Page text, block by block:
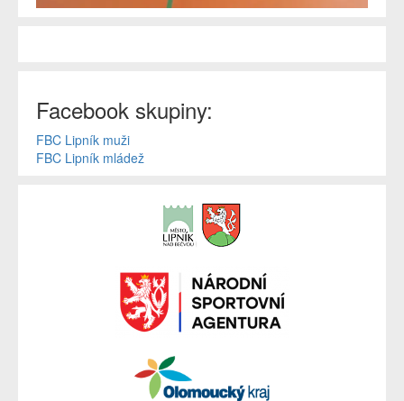
Facebook skupiny:
FBC Lipník muži
FBC Lipník mládež